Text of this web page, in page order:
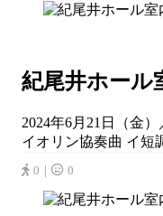
紀尾井ホール
2024年6月21日（金
イオリン協奏曲 イ短
0｜ 0